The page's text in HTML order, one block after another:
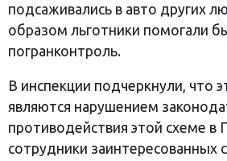
подсаживались в авто других
образом льготники помогали
погранконтроль.
В инспекции подчеркнули, что
являются нарушением
противодействия этой схеме в
сотрудники заинтересованных